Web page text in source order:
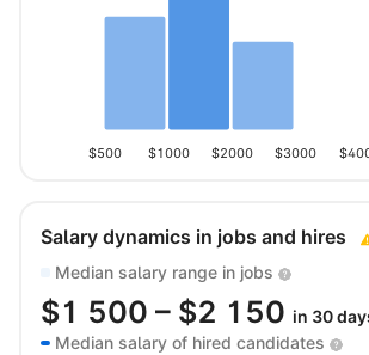
$500 $1000 $2000 $3000
Salary dynamics in jobs and hires
Median salary range in jobs
$1 500 – $2 150 in 30
Median salary of hired candidates